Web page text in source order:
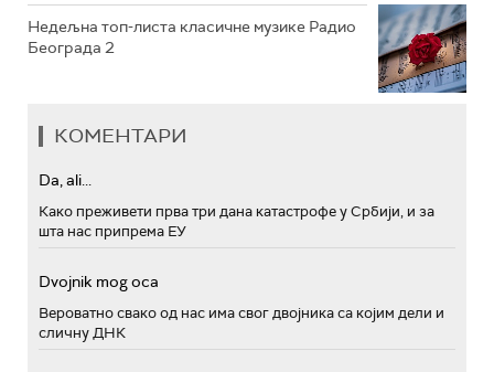
Недељна топ-листа класичне музике Радио
Београда 2
КОМЕНТАРИ
Da, ali...
Како преживети прва три дана катастрофе у Србији, и за
шта нас припрема ЕУ
Dvojnik mog oca
Вероватно свако од нас има свог двојника са којим дели и
сличну ДНК